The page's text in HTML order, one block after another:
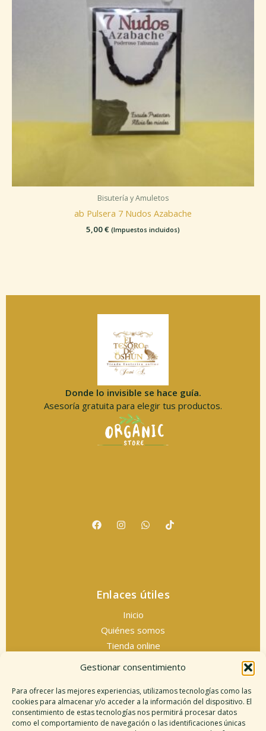
Gestionar consentimiento
Para ofrecer las mejores experiencias, utilizamos tecnologías como las
cookies para almacenar y/o acceder a la información del dispositivo. El
consentimiento de estas tecnologías nos permitirá procesar datos
como el comportamiento de navegación o las identificaciones únicas
Bisutería y Amuletos
ab Pulsera 7 Nudos Azabache
5,00€ (Impuestos incluidos)
Donde lo invisible se hace guía.
Asesoría gratuita para elegir tus productos.
Enlaces útiles
Inicio
Quiénes somos
Tienda online